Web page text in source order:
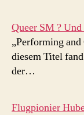
Queer SM ?
„Performing
diesem Titel
der…
Flugpionier